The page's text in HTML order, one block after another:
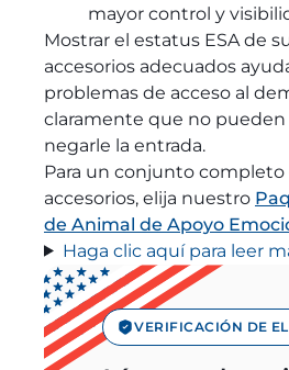
mayor control y
Mostrar el estatus ESA de
accesorios adecuados
problemas de acceso al
claramente que no pueden
negarle la entrada.
Para un conjunto
accesorios, elija nuestro
de Animal de Apoyo
Haga clic aquí para leer
VERIFICACIÓN DE